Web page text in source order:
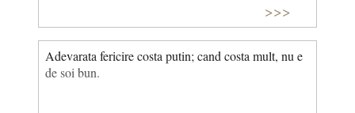
>>>
Adevarata fericire costa putin; cand costa mult, nu e
de soi bun.